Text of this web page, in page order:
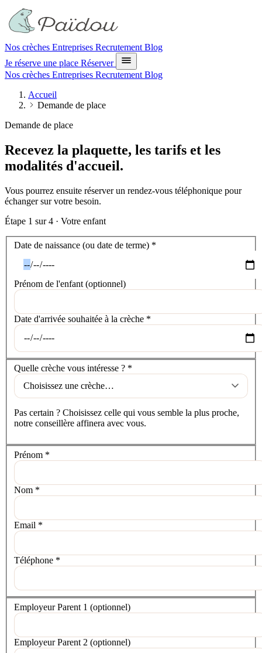
Nos crèches Entreprises Recrutement Blog
Je réserve une place Réserver
Nos crèches Entreprises Recrutement Blog
Accueil
Demande de place
Demande de place
Recevez la plaquette, les tarifs et les
modalités d'accueil.
Vous pourrez ensuite réserver un rendez-vous téléphonique pour
échanger sur votre besoin.
Étape 1 sur 4 · Votre enfant
Votre enfant
Date de naissance (ou date de terme) *
Prénom de l'enfant (optionnel)
Date d'arrivée souhaitée à la crèche *
La crèche
Quelle crèche vous intéresse ? *
Pas certain ? Choisissez celle qui vous semble la plus proche,
notre conseillère affinera avec vous.
Vos coordonnées
Prénom *
Nom *
Email *
Téléphone *
Votre situation
Employeur Parent 1 (optionnel)
Employeur Parent 2 (optionnel)